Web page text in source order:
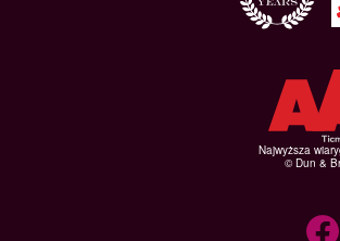
Najwyższa
© Dun &